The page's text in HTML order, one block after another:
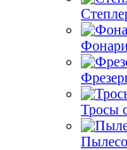
Фонари
Тросы